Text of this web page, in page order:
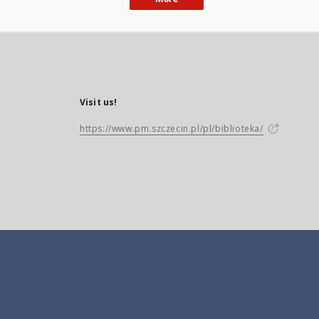
Visit us!
https://www.pm.szczecin.pl/pl/biblioteka/